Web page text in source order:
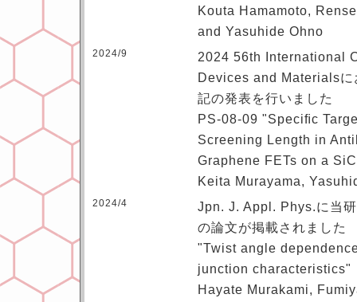
Kouta Hamamoto,
and Yasuhide Ohno
2024/9
2024 56th International
Devices and Materialsに
記の発表を行いました
PS-08-09 "Speciﬁc
Screening Length in
Graphene FETs on a
Keita Murayama,
2024/4
Jpn. J. Appl. Phys.に当
の論文が掲載されました
"Twist angle
junction characteristics"
Hayate Murakami,